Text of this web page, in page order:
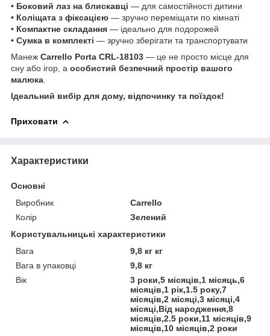
• Боковий лаз на блискавці — для самостійності дитини
• Коліщата з фіксацією — зручно переміщати по кімнаті
• Компактне складання — ідеально для подорожей
• Сумка в комплекті — зручно зберігати та транспортувати
Манеж Carrello Porta CRL-18103 — це не просто місце для
сну або ігор, а особистий безпечний простір вашого
малюка
Ідеальний вибір для дому, відпочинку та поїздок!
Приховати
Характеристики
Основні
Виробник
Carrello
Колір
Зелений
Користувальницькі характеристики
Вага
9,8 кг кг
Вага в упаковці
9,8 кг
Вік
3 роки,5 місяців,1 місяць,6
місяців,1 рік,1.5 року,7
місяців,2 місяці,3 місяці,4
місяці,Від народження,8
місяців,2.5 роки,11 місяців,9
місяців,10 місяців,2 роки